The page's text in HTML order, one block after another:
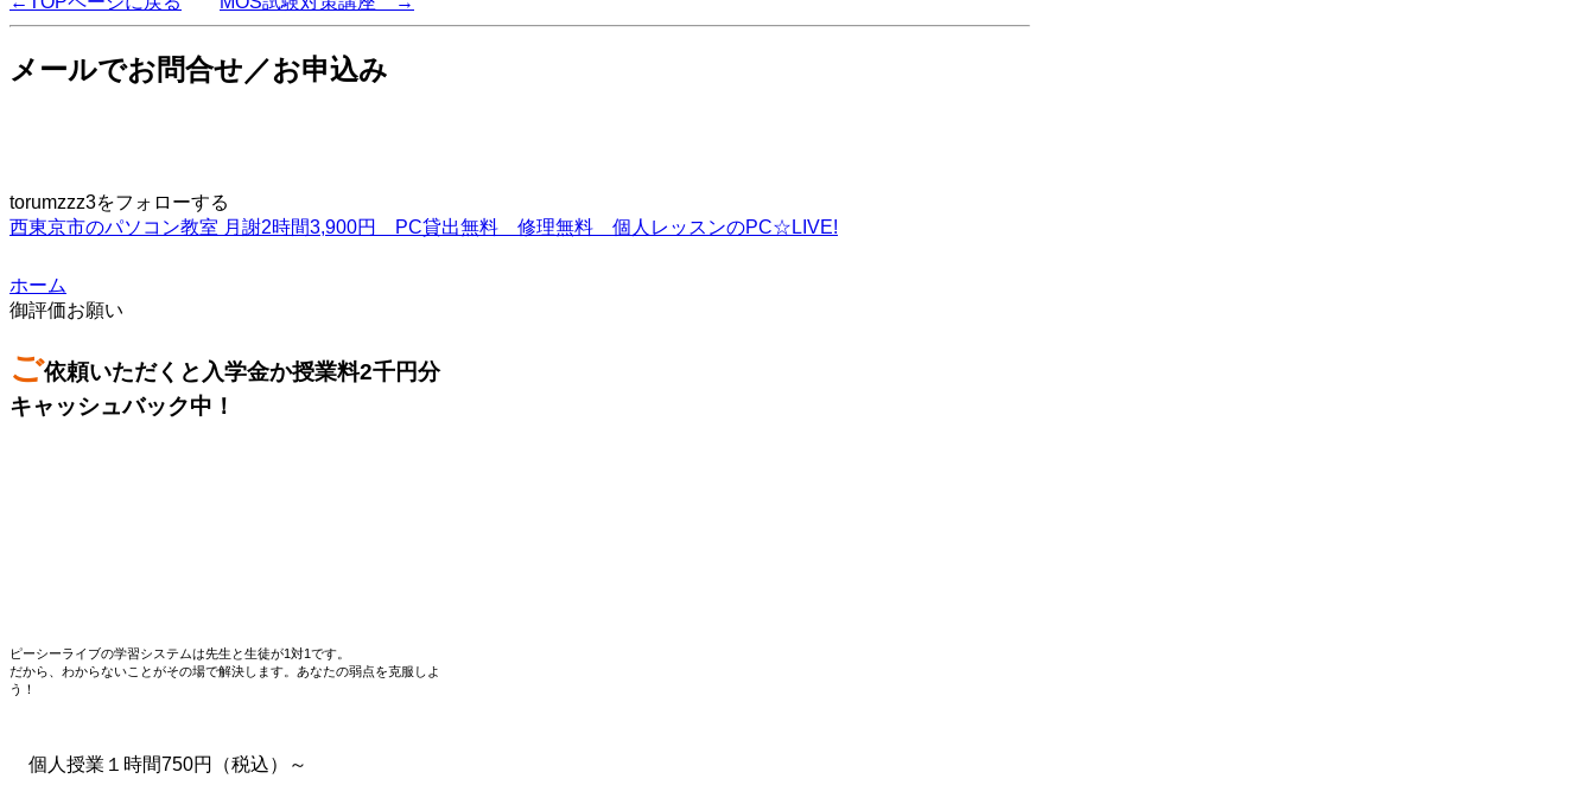
メールでお問合せ／お申込み
torumzzz3をフォローする
西東京市のパソコン教室 月謝2時間3,900円 PC貸出無料 修理無料 個人レッスンのPC☆LIVE!
ホーム
御評価お願い
ご依頼いただくと入学金か授業料2千円分
キャッシュバック中！
ピーシーライブの学習システムは先生と生徒が1対1です。
だから、わからないことがその場で解決します。あなたの弱点を克服しよ
う！
個人授業１時間750円（税込）～